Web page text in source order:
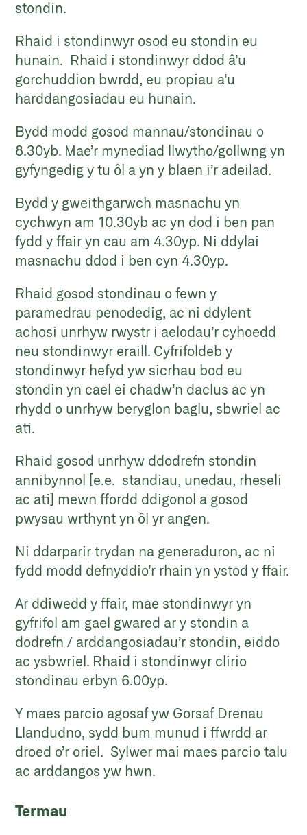
stondin.
Rhaid i stondinwyr osod eu stondin eu
hunain. Rhaid i stondinwyr ddod â’u
gorchuddion bwrdd, eu propiau a’u
harddangosiadau eu hunain.
Bydd modd gosod mannau/stondinau o
8.30yb. Mae’r mynediad llwytho/gollwng yn
gyfyngedig y tu ôl a yn y blaen i’r adeilad.
Bydd y gweithgarwch masnachu yn
cychwyn am 10.30yb ac yn dod i ben pan
fydd y ffair yn cau am 4.30yp. Ni ddylai
masnachu ddod i ben cyn 4.30yp.
Rhaid gosod stondinau o fewn y
paramedrau penodedig, ac ni ddylent
achosi unrhyw rwystr i aelodau’r cyhoedd
neu stondinwyr eraill. Cyfrifoldeb y
stondinwyr hefyd yw sicrhau bod eu
stondin yn cael ei chadw’n daclus ac yn
rhydd o unrhyw beryglon baglu, sbwriel ac
ati.
Rhaid gosod unrhyw ddodrefn stondin
annibynnol [e.e. standiau, unedau, rheseli
ac ati] mewn ffordd ddigonol a gosod
pwysau wrthynt yn ôl yr angen.
Ni ddarparir trydan na generaduron, ac ni
fydd modd defnyddio’r rhain yn ystod y ffair.
Ar ddiwedd y ffair, mae stondinwyr yn
gyfrifol am gael gwared ar y stondin a
dodrefn / arddangosiadau’r stondin, eiddo
ac ysbwriel. Rhaid i stondinwyr clirio
stondinau erbyn 6.00yp.
Y maes parcio agosaf yw Gorsaf Drenau
Llandudno, sydd bum munud i ffwrdd ar
droed o’r oriel. Sylwer mai maes parcio talu
ac arddangos yw hwn.
Termau